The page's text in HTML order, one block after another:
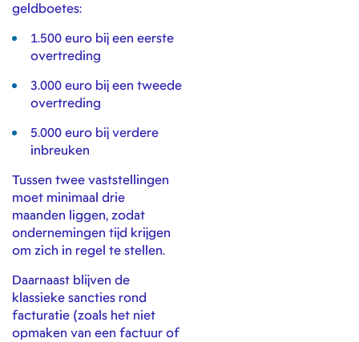
geldboetes:
1.500 euro bij een eerste
overtreding
3.000 euro bij een tweede
overtreding
5.000 euro bij verdere
inbreuken
Tussen twee vaststellingen
moet minimaal drie
maanden liggen, zodat
ondernemingen tijd krijgen
om zich in regel te stellen.
Daarnaast blijven de
klassieke sancties rond
facturatie (zoals het niet
opmaken van een factuur of